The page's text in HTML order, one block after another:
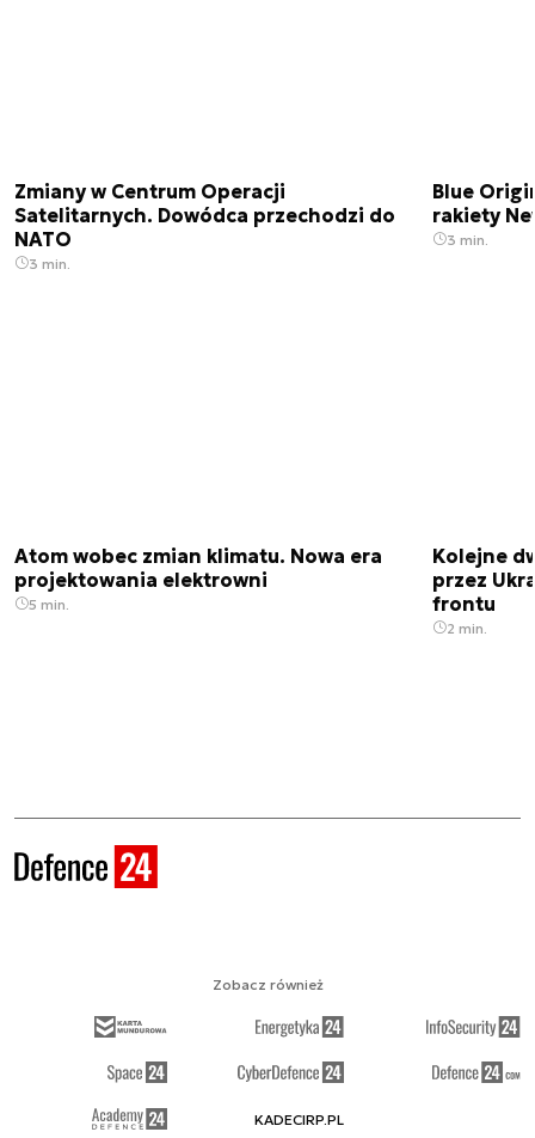
Zmiany w Centrum Operacji
Satelitarnych. Dowódca przechodzi do
NATO
3 min.
Blue
rakiety
3 min.
Atom wobec zmian klimatu. Nowa era
projektowania elektrowni
5 min.
Kolejne
przez
frontu
2 min.
Zobacz również
KADECIRP.PL